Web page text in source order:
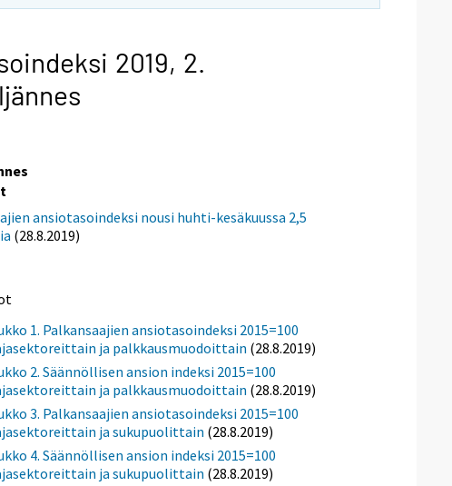
2019, 2.
ansiotasoindeksi nousi huhti-kesäkuussa 2,5
(28.8.2019)
1. Palkansaajien ansiotasoindeksi 2015=100
ja palkkausmuodoittain (28.8.2019)
2. Säännöllisen ansion indeksi 2015=100
ja palkkausmuodoittain (28.8.2019)
3. Palkansaajien ansiotasoindeksi 2015=100
ja sukupuolittain (28.8.2019)
4. Säännöllisen ansion indeksi 2015=100
ja sukupuolittain (28.8.2019)